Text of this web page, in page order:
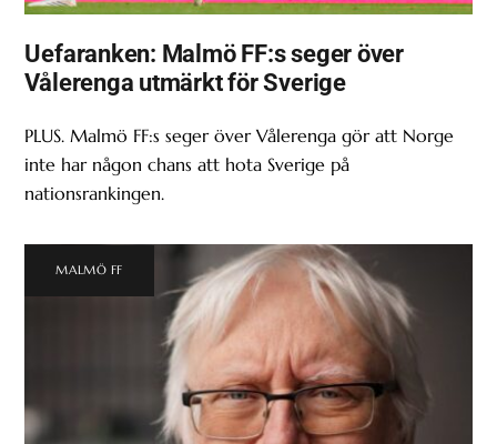
Uefaranken: Malmö FF:s seger över
Vålerenga utmärkt för Sverige
PLUS. Malmö FF:s seger över Vålerenga gör att Norge
inte har någon chans att hota Sverige på
nationsrankingen.
MALMÖ FF